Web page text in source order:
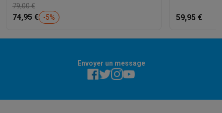
79,00 €
74,95 € -5% 59,95 €
Envoyer un message